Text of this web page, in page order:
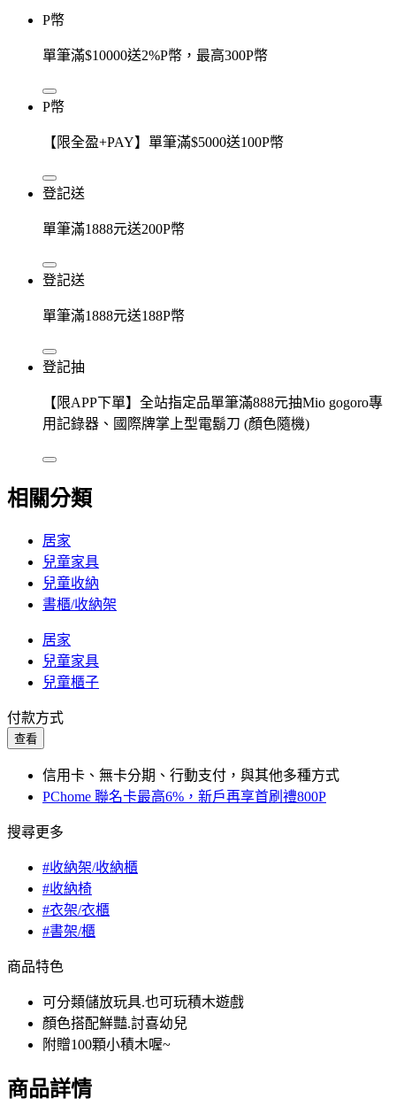
P幣
單筆滿$10000送2%P幣，最高300P幣
P幣
【限全盈+PAY】單筆滿$5000送100P幣
登記送
單筆滿1888元送200P幣
登記送
單筆滿1888元送188P幣
登記抽
【限APP下單】全站指定品單筆滿888元抽Mio gogoro專
用記錄器、國際牌掌上型電鬍刀 (顏色隨機)
相關分類
居家
兒童家具
兒童收納
書櫃/收納架
居家
兒童家具
兒童櫃子
付款方式
查看
信用卡、無卡分期、行動支付，與其他多種方式
PChome 聯名卡最高6%，新戶再享首刷禮800P
搜尋更多
#收納架/收納櫃
#收納椅
#衣架/衣櫃
#書架/櫃
商品特色
可分類儲放玩具.也可玩積木遊戲
顏色搭配鮮豔.討喜幼兒
附贈100顆小積木喔~
商品詳情